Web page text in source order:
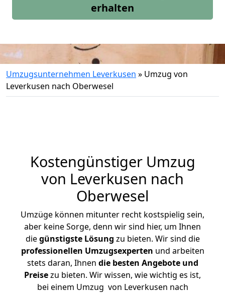
erhalten
Umzugsunternehmen Leverkusen » Umzug von
Leverkusen nach Oberwesel
Kostengünstiger Umzug
von Leverkusen nach
Oberwesel
Umzüge können mitunter recht kostspielig sein,
aber keine Sorge, denn wir sind hier, um Ihnen
diegünstigste Lösung zu bieten. Wir sind die
professionellen Umzugsexperten und arbeiten
stets daran, Ihnen die besten Angebote und
Preisezu bieten. Wir wissen, wie wichtig es ist,
bei einem Umzug von Leverkusen nach